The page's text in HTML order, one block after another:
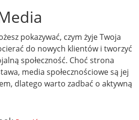
pokazywać, czym żyje Twoja
do nowych klientów i tworzyć
społeczność. Choć strona
media społecznościowe są jej
dlatego warto zadbać o aktywną